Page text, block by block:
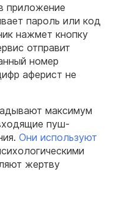
приложение
пароль или код
нажмет кнопку
отправит
номер
аферист не
максимум
пуш-
Они используют
жертву